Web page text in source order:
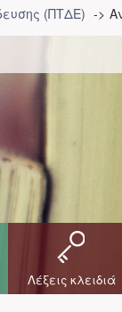
(ΠΤΔΕ)
Λέξεις κλειδιά